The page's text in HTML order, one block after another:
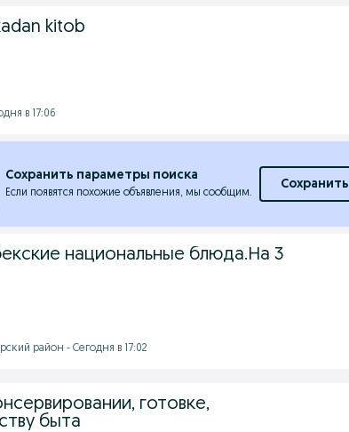
kitob
в 17:06
Сохранить параметры поиска
Если появятся похожие объявления, мы сообщим.
Сохранить
национальные блюда.На 3
район - Сегодня в 17:02
готовке,
быта